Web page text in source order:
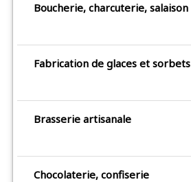
Boucherie, charcuterie, salaison
Fabrication de glaces et sorbets
Brasserie artisanale
Chocolaterie, confiserie